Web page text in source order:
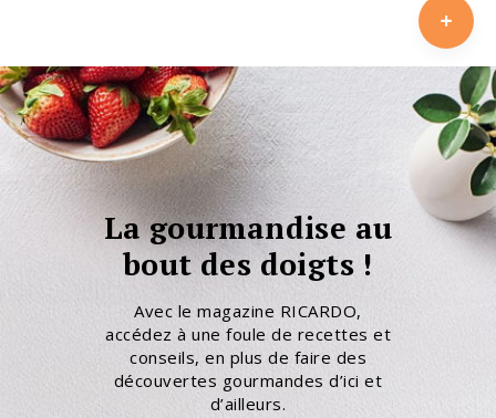
La gourmandise au
bout des doigts !
Avec le magazine RICARDO,
accédez à une foule de recettes et
conseils, en plus de faire des
découvertes gourmandes d’ici et
d’ailleurs.